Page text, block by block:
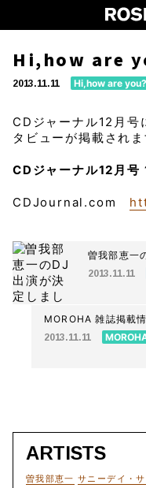
Hi,how are
2013.11.11 Hi,how are you?
CDジャーナル12月
タビューが掲載されま
CDジャーナル12月号
CDJournal.com
曽我部恵一
2013.11.11
MOROHA 雑誌掲載
2013.11.11
ARTISTS
曽我部恵一 サニーデイ・